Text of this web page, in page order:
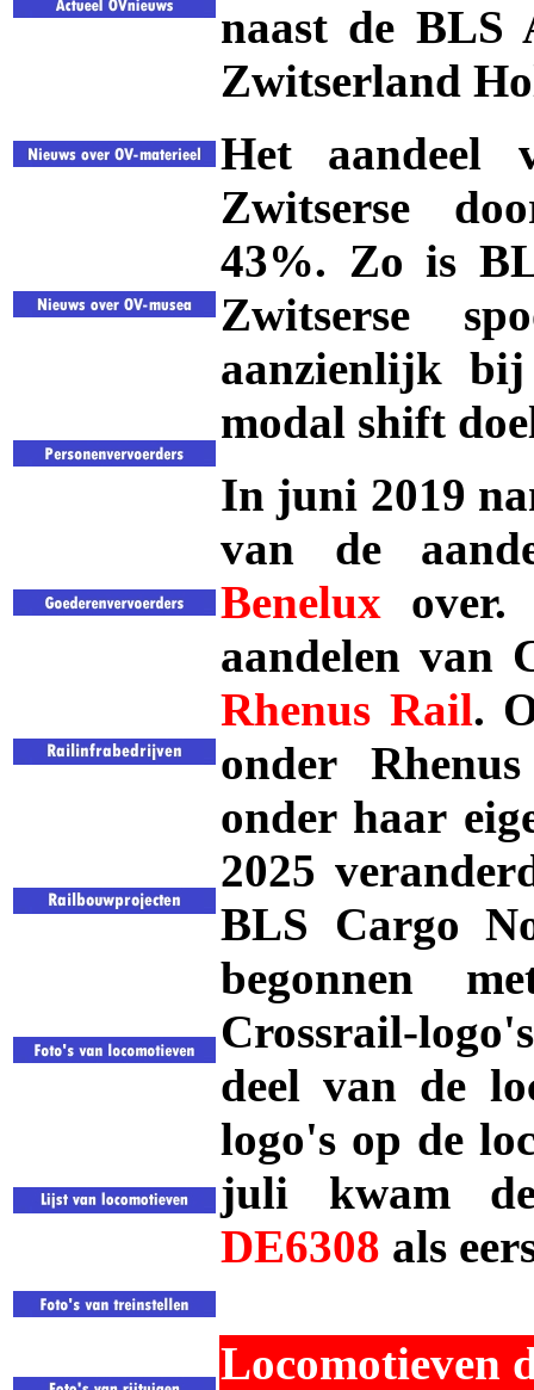
naast de BLS
Zwitserland
Het
Zwitserse
43%. Zo is
Zwitserse
aanzienlijk
modal shift
In juni 2019
van de
Benelux over.
aandelen van
Rhenus Rail.
onder
onder haar
2025
BLS Cargo
begonnen
Crossrail-
deel van de
logo's op de
juli kwam
DE6308 als
Locomotieven